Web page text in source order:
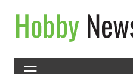
content